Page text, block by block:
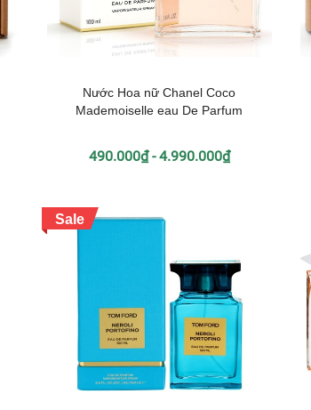
Nước Hoa nữ Chanel Coco
Mademoiselle eau De Parfum
490.000₫ - 4.990.000₫
Sale